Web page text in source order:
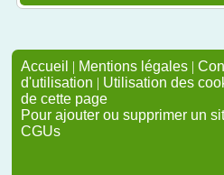
Accueil | Mentions légales |
d'utilisation | Utilisation des
de cette page
Pour ajouter ou supprimer un
CGUs